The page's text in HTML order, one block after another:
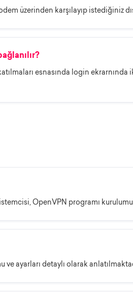
üzerinden karşılayıp istediğiniz
esnasında login ekrarnında
OpenVPN programı
ve ayarları detaylı olarak